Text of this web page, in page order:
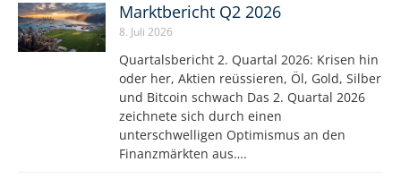
Marktbericht Q2 2026
8. Juli 2026
Quartalsbericht 2. Quartal 2026: Krisen hin
oder her, Aktien reüssieren, Öl, Gold, Silber
und Bitcoin schwach Das 2. Quartal 2026
zeichnete sich durch einen
unterschwelligen Optimismus an den
Finanzmärkten aus….